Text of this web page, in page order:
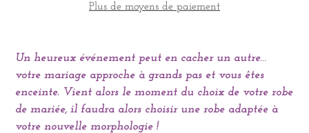
Plus de moyens de paiement
d'un
produit
à
votre
panier
Un heureux événement peut en cacher un autre…
votre mariage approche à grands pas et vous êtes
enceinte. Vient alors le moment du choix de votre robe
de mariée, il faudra alors choisir une robe adaptée à
votre nouvelle morphologie !